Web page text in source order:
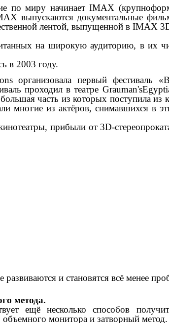
по миру начинает IMAX
выпускаются документальные
лентой, выпущенной в IMAX
на широкую аудиторию, в
в 2003 году.
организовала первый фестиваль
проходил в театре
часть из которых поступила
многие из актёров, снимавшихся в
прибыли от 3D-
и становятся всё менее
метода.
ещё несколько способов
объемного монитора и затворный метод.